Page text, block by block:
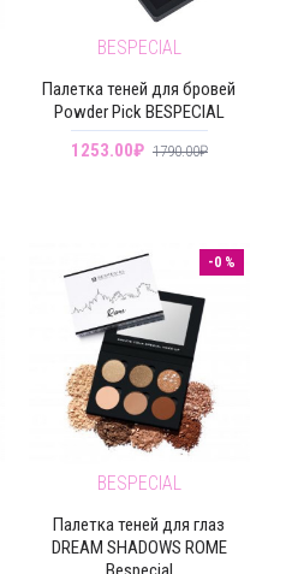
BESPECIAL
Палетка теней для бровей
Powder Pick BESPECIAL
1253.00₽ 1790.00₽
-0 %
BESPECIAL
Палетка теней для глаз
DREAM SHADOWS ROME